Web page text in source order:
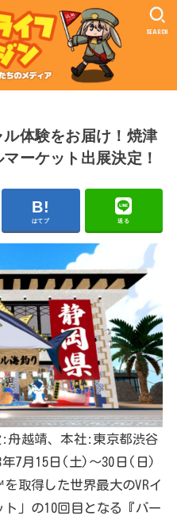
SEARCH
体験をお届け！焼津
ーケット出展決定！
はてブ 送る
:舟越靖、本社:東京都渋谷
年7月15日(土)～30日(日)
取得した世界最大のVRイ
」の10回目となる『バー